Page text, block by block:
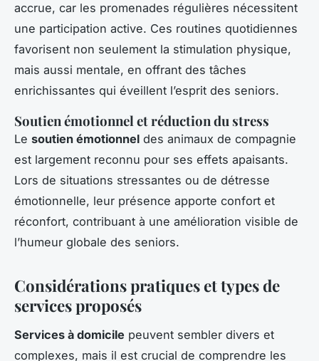
accrue, car les promenades régulières nécessitent
une participation active. Ces routines quotidiennes
favorisent non seulement la stimulation physique,
mais aussi mentale, en offrant des tâches
enrichissantes qui éveillent l’esprit des seniors.
Soutien émotionnel et réduction du stress
Le soutien émotionnel des animaux de compagnie
est largement reconnu pour ses effets apaisants.
Lors de situations stressantes ou de détresse
émotionnelle, leur présence apporte confort et
réconfort, contribuant à une amélioration visible de
l’humeur globale des seniors.
Considérations pratiques et types de
services proposés
Services à domicile peuvent sembler divers et
complexes, mais il est crucial de comprendre les